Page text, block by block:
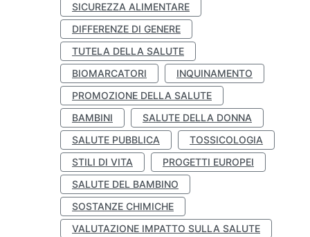
SICUREZZA ALIMENTARE
DIFFERENZE DI GENERE
TUTELA DELLA SALUTE
BIOMARCATORI
INQUINAMENTO
PROMOZIONE DELLA SALUTE
BAMBINI
SALUTE DELLA DONNA
SALUTE PUBBLICA
TOSSICOLOGIA
STILI DI VITA
PROGETTI EUROPEI
SALUTE DEL BAMBINO
SOSTANZE CHIMICHE
VALUTAZIONE IMPATTO SULLA SALUTE